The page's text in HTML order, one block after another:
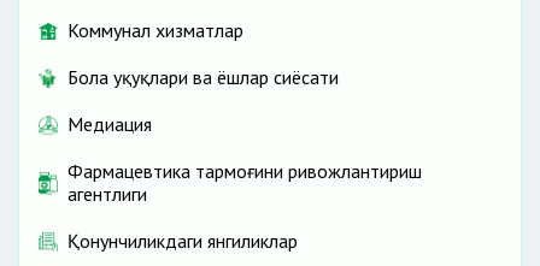
Коммунал хизматлар
Бола ҳуқуқлари ва ёшлар сиёсати
Медиация
Фармацевтика тармоғини ривожлантириш
агентлиги
Қонунчиликдаги янгиликлар